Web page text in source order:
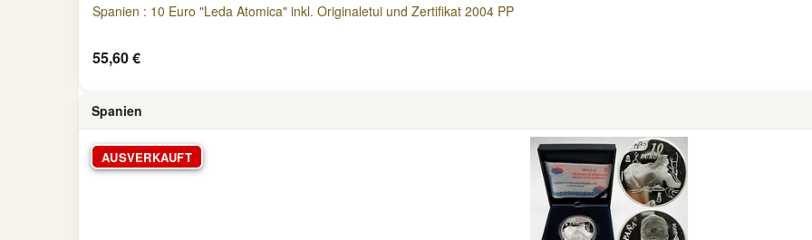
Spanien : 10 Euro "Leda Atomica" inkl. Originaletui und Zertifikat 2004 PP
55,60 €
Spanien
AUSVERKAUFT